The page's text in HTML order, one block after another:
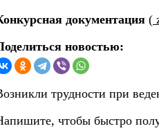
документация (
новостью:
трудности при
чтобы быстро